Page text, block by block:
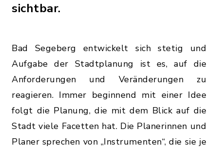
sichtbar.
Bad Segeberg entwickelt sich stetig und
Aufgabe der Stadtplanung ist es, auf die
Anforderungen und Veränderungen zu
reagieren. Immer beginnend mit einer Idee
folgt die Planung, die mit dem Blick auf die
Stadt viele Facetten hat. Die Planerinnen und
Planer sprechen von „Instrumenten“, die sie je